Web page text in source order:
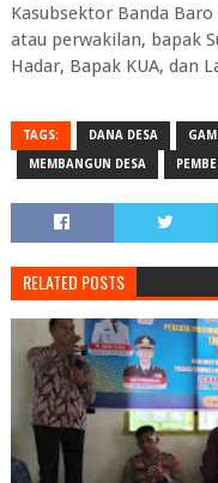
Kasubsektor Banda
atau perwakilan, bapak
Hadar, Bapak KUA, dan
TAGS: DANA DESA
MEMBANGUN DESA
RELATED POSTS